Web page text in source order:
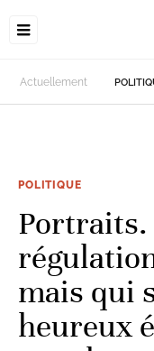
Actuellement
POLITIQUE
mais qui
heureux